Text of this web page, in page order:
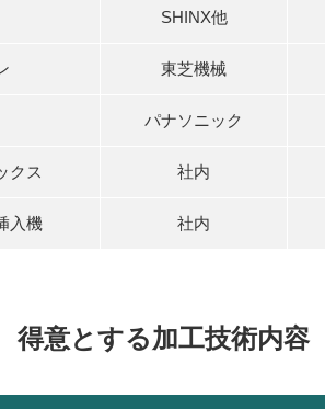
SHINX他
東芝機械
パナソニック
クス 社内
入機 社内
得意とする加工技術内容